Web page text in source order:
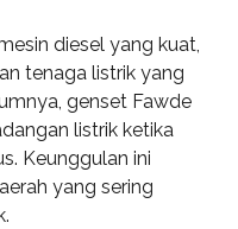
diesel yang kuat,
tenaga listrik yang
genset Fawde
listrik ketika
Keunggulan ini
yang sering